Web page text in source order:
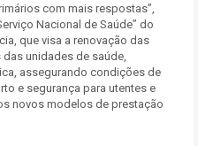
com mais respostas”,
Nacional de Saúde” do
que visa a renovação das
unidades de saúde,
assegurando condições de
e segurança para utentes e
novos modelos de prestação